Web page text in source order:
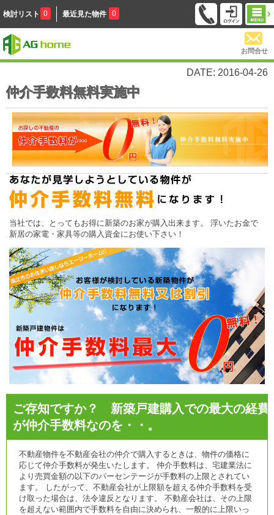
検討リスト 0 最近見た物件 0
お問合せ
DATE: 2016-04-26
仲介手数料無料実施中
当社では、とってもお得に新築のお家が購入出来ます。 浮いたお金で
新居の家電・家具等の購入資金にお使い下さい！
ご存知ですか？ 新築戸建購入での最大の経費
が仲介手数料なのを・・。
不動産物件を不動産会社の仲介で購入するときは、物件の価格に
応じて仲介手数料が発生いたします。 仲介手数料は、宅建業法に
より売買金額の以下のパーセンテージが手数料の上限とされてい
ます。 したがって、不動産会社が上限額を超える仲介手数料を受
け取った場合は、法令違反となります。 不動産会社は、その上限
を超えない範囲内で手数料を自由に決められ、一般的に上限いっ